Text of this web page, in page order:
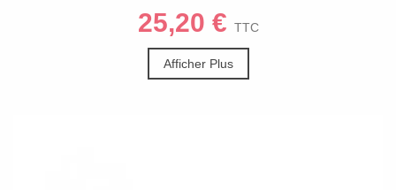
25,20 € TTC
Afficher Plus